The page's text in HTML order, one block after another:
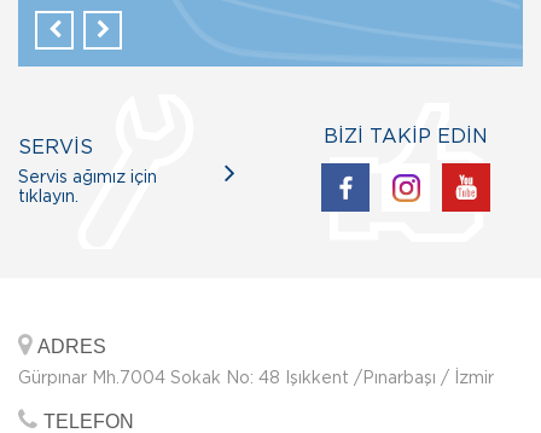
SERVİS
Servis ağımız için
tıklayın.
BİZİ TAKİP EDİN
ADRES
Gürpınar Mh.7004 Sokak No: 48 Işıkkent /Pınarbaşı / İzmir
TELEFON